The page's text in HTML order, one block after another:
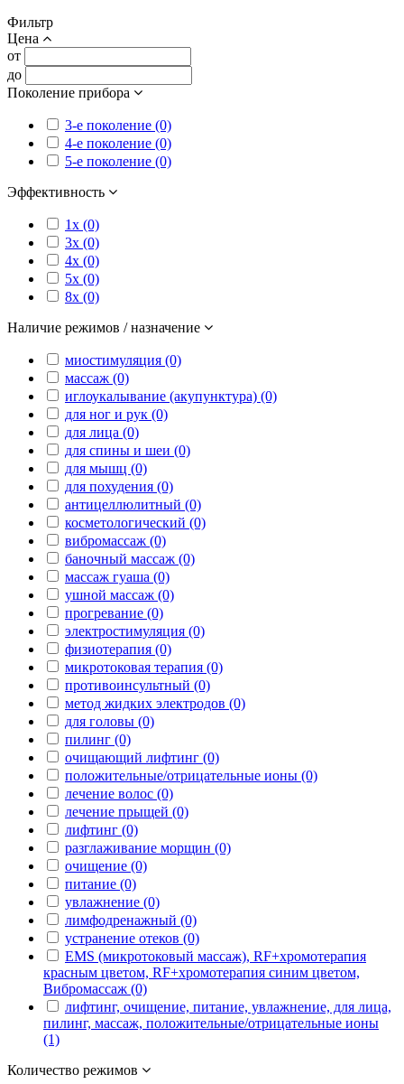
Фильтр
Цена
от
до
Поколение прибора
3-е поколение (0)
4-е поколение (0)
5-е поколение (0)
Эффективность
1x (0)
3x (0)
4x (0)
5x (0)
8x (0)
Наличие режимов / назначение
миостимуляция (0)
массаж (0)
иглоукалывание (акупунктура) (0)
для ног и рук (0)
для лица (0)
для спины и шеи (0)
для мышц (0)
для похудения (0)
антицеллюлитный (0)
косметологический (0)
вибромассаж (0)
баночный массаж (0)
массаж гуаша (0)
ушной массаж (0)
прогревание (0)
электростимуляция (0)
физиотерапия (0)
микротоковая терапия (0)
противоинсультный (0)
метод жидких электродов (0)
для головы (0)
пилинг (0)
очищающий лифтинг (0)
положительные/отрицательные ионы (0)
лечение волос (0)
лечение прыщей (0)
лифтинг (0)
разглаживание морщин (0)
очищение (0)
питание (0)
увлажнение (0)
лимфодренажный (0)
устранение отеков (0)
EMS (микротоковый массаж), RF+хромотерапия
красным цветом, RF+хромотерапия синим цветом,
Вибромассаж (0)
лифтинг, очищение, питание, увлажнение, для лица,
пилинг, массаж, положительные/отрицательные ионы
(1)
Количество режимов